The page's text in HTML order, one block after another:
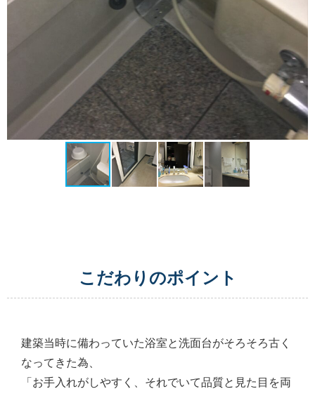
こだわりのポイント
建築当時に備わっていた浴室と洗面台がそろそろ古く
なってきた為、
「お手入れがしやすく、それでいて品質と見た目を両